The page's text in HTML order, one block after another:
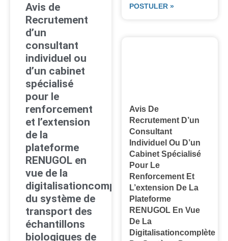
Avis de
Recrutement
d’un
consultant
individuel ou
d’un cabinet
spécialisé
pour le
renforcement
et l’extension
de la
plateforme
RENUGOL en
vue de la
digitalisationcomplète
du système de
transport des
échantillons
biologiques de
POSTULER »
Avis De
Recrutement D’un
Consultant
Individuel Ou D’un
Cabinet Spécialisé
Pour Le
Renforcement Et
L’extension De La
Plateforme
RENUGOL En Vue
De La
Digitalisationcomplète